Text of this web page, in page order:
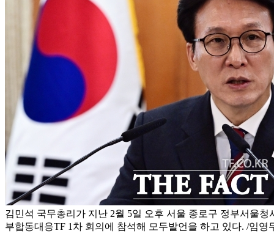
김민석 국무총리가 지난 2월 5일 오후 서울 종로구 정부서울
부합동대응TF 1차 회의에 참석해 모두발언을 하고 있다. /임영